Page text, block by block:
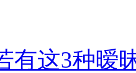
有这3种暧